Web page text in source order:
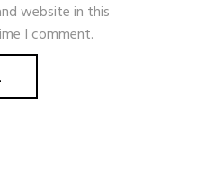
website in this
I comment.